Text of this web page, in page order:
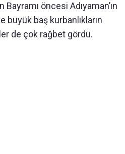
öncesi Adıyaman’ın
baş kurbanlıkların
de çok rağbet gördü.